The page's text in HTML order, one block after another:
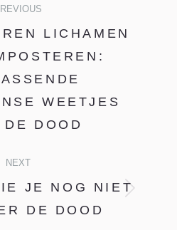
Previous
post:
LICHAMEN
WEETJES
DE DOOD
NEXT
post:
JE NOG NIET
DE DOOD